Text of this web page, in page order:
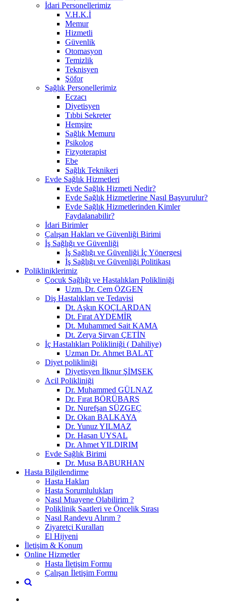
İdari Personellerimiz
V.H.K.İ
Memur
Hizmetli
Güvenlik
Otomasyon
Temizlik
Teknisyen
Şöfor
Sağlık Personellerimiz
Eczacı
Diyetisyen
Tıbbi Sekreter
Hemşire
Sağlık Memuru
Psikolog
Fizyoterapist
Ebe
Sağlık Teknikeri
Evde Sağlık Hizmetleri
Evde Sağlık Hizmeti Nedir?
Evde Sağlık Hizmetlerine Nasıl Başvurulur?
Evde Sağlık Hizmetlerinden Kimler
Faydalanabilir?
İdari Birimler
Çalışan Hakları ve Güvenliği Birimi
İş Sağlığı ve Güvenliği
İş Sağlığı ve Güvenliği İç Yönergesi
İş Sağlığı ve Güvenliği Politikası
Polikliniklerimiz
Çocuk Sağlığı ve Hastalıkları Polikliniği
Uzm. Dr. Cem ÖZGEN
Diş Hastalıkları ve Tedavisi
Dt. Aşkın KOÇLARDAN
Dt. Fırat AYDEMİR
Dt. Muhammed Sait KAMA
Dt. Zerya Şirvan ÇETİN
İç Hastalıkları Polikliniği ( Dahiliye)
Uzman Dr. Ahmet BALAT
Diyet polikliniği
Diyetisyen İlknur ŞİMŞEK
Acil Polikliniği
Dr. Muhammed GÜLNAZ
Dr. Fırat BÖRÜBARS
Dr. Nurefşan SÜZGEÇ
Dr. Okan BALKAYA
Dr. Yunuz YILMAZ
Dr. Hasan UYSAL
Dr. Ahmet YILDIRIM
Evde Sağlık Birimi
Dr. Musa BABURHAN
Hasta Bilgilendirme
Hasta Hakları
Hasta Sorumlulukları
Nasıl Muayene Olabilirim ?
Poliklinik Saatleri ve Öncelik Sırası
Nasıl Randevu Alırım ?
Ziyaretçi Kuralları
El Hijyeni
İletişim & Konum
Online Hizmetler
Hasta İletişim Formu
Çalışan İletişim Formu